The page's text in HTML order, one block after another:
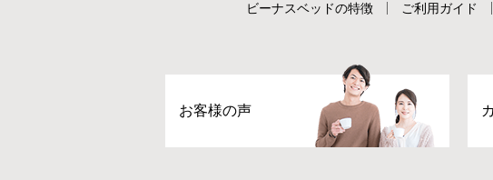
ビーナスベッドの特徴 ご利用ガイド
お客様の声